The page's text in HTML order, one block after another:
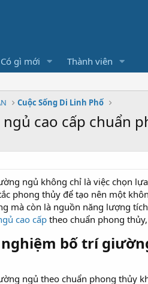
Có gì mới Thành viên
Cuộc Sống Di Linh Phố
cao cấp chuẩn
ngủ không chỉ là việc chọn
phong thủy để tạo nên một
mà còn là nguồn năng lượng
cao cấp theo chuẩn phong
bố trí
ngủ theo chuẩn phong thủy